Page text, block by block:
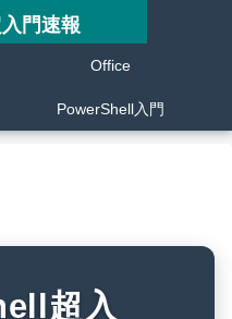
門速報
Office
PowerShell入門
超入